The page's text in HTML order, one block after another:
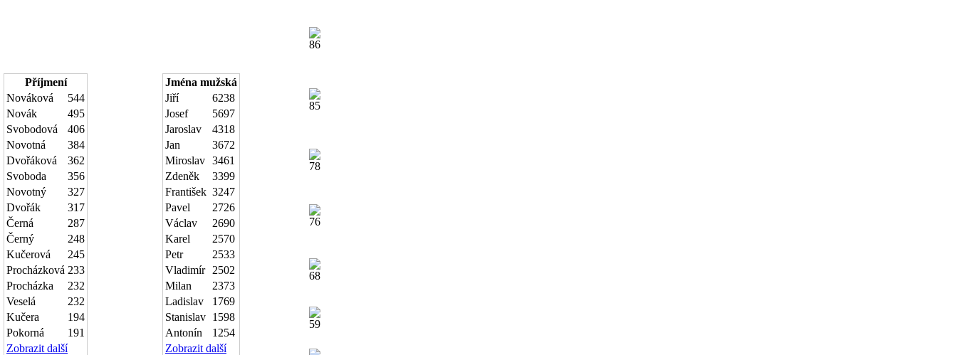
Příjmení
Nováková
544
Novák
495
Svobodová
406
Novotná
384
Dvořáková
362
Svoboda
356
Novotný
327
Dvořák
317
Černá
287
Černý
248
Kučerová
245
Procházková 233
Procházka
232
Veselá
232
Kučera
194
Pokorná
191
Zobrazit další
Jména mužská
Jiří
6238
Josef
5697
Jaroslav
4318
Jan
3672
Miroslav 3461
Zdeněk
3399
František 3247
Pavel
2726
Václav
2690
Karel
2570
Petr
2533
Vladimír
2502
Milan
2373
Ladislav
1769
Stanislav 1598
Antonín
1254
Zobrazit další